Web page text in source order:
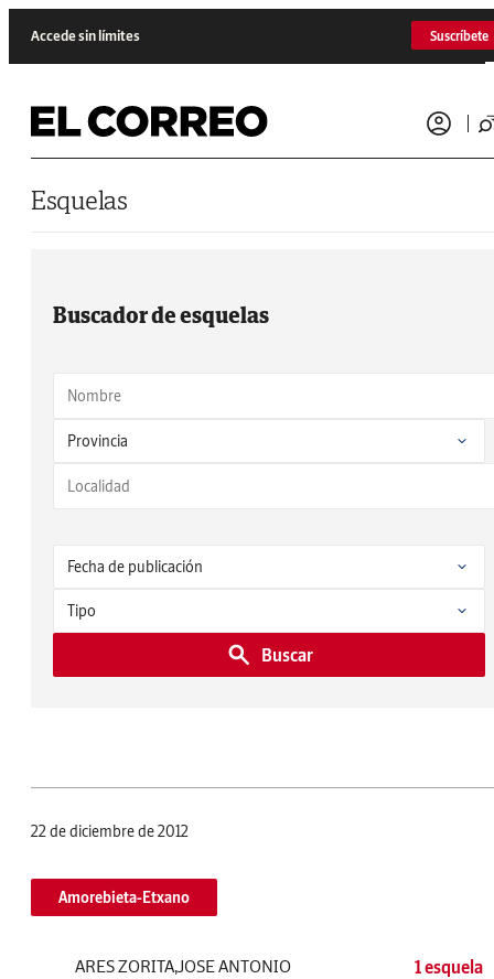
Accede sin límites Suscríbete
Esquelas
Buscador de esquelas
Buscar
22 de diciembre de 2012
Amorebieta-Etxano
ARES ZORITA,JOSE ANTONIO 1 esquela